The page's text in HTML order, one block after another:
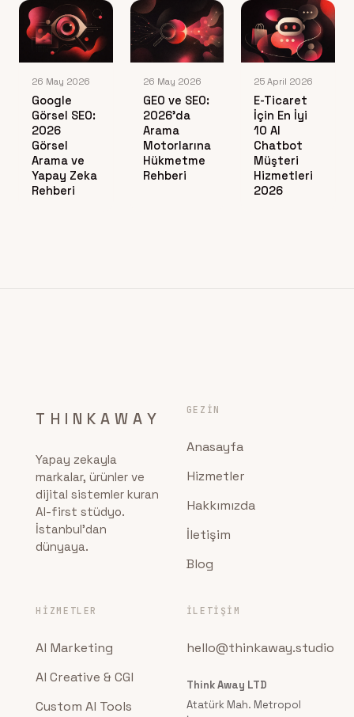
26 May 2026
Google
Görsel SEO:
2026
Görsel
Arama ve
Yapay Zeka
Rehberi
26 May 2026
GEO ve SEO:
2026’da
Arama
Motorlarına
Hükmetme
Rehberi
25 April 2026
E-Ticaret
İçin En İyi
10 AI
Chatbot
Müşteri
Hizmetleri
2026
THINKAWAY
Yapay zekayla
markalar, ürünler ve
dijital sistemler kuran
AI-first stüdyo.
İstanbul'dan
dünyaya.
GEZIN
Anasayfa
Hizmetler
Hakkımızda
İletişim
Blog
HIZMETLER
AI Marketing
AI Creative & CGI
Custom AI Tools
İLETIŞIM
hello@thinkaway.studio
Think Away LTD
Atatürk Mah. Metropol